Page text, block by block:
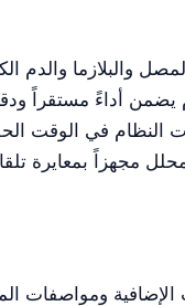
يضمن أداءً مستقراً
في الوقت